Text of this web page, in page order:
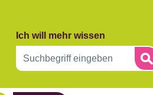
Ich will mehr wissen